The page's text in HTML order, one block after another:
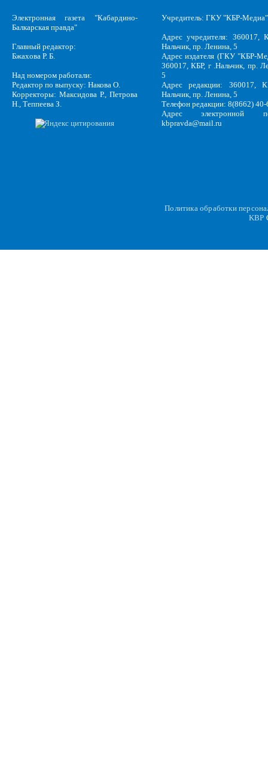
Электронная газета "Кабардино-
Балкарская правда"
Главный редактор:
Бжахова Р. Б.
Над номером работали:
Редактор по выпуску: Накова О.
Корректоры: Максидова Р., Петрова
Н., Теппеева З.
Учредитель: ГКУ "КБР-Медиа"
Адрес учредителя: 360017,
Нальчик, пр. Ленина, 5
Адрес издателя (ГКУ "КБР-
360017, КБР, г .Нальчик, пр.
5
Адрес редакции: 360017,
Нальчик, пр. Ленина, 5
Телефон редакции: 8(8662)
Адрес электронной
kbpravda@mail.ru
Политика обработки
KBP